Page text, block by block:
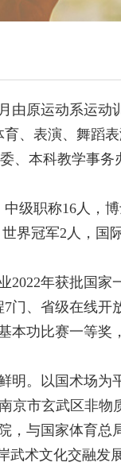
由原运动系运
、表演、舞蹈
、本科教学事
级职称16人，
界冠军2人，
年获批国
门、省级在线
功比赛一等
。以国术场
京市玄武区非
，与国家体育
术文化交融发